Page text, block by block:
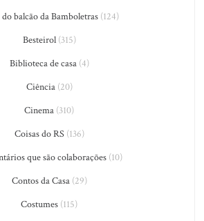
balcão da Bamboletras(124)
Besteirol(315)
Biblioteca de casa(4)
Ciência(20)
Cinema (310)
Coisas do RS(136)
que são colaborações (10)
Contos da Casa(29)
Costumes (115)